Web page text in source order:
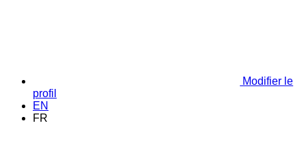
Modifier le
profil
EN
FR